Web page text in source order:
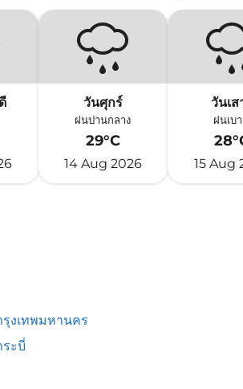
วันศุกร์
ฝนปานกลาง
29°C
14 Aug 2026
วันเส
ฝนเบ
15 Aug
รุงเทพมหานคร
ระบี่